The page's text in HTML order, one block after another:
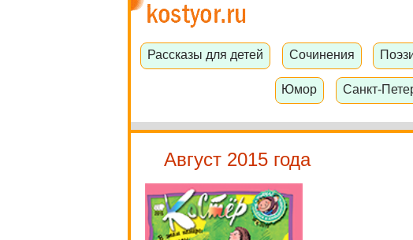
Рассказы для детей Сочинения
Юмор Санкт-
Август 2015 года